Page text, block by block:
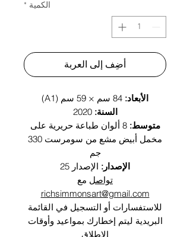
الكمية *
أضِف إلى العربة
الأبعاد:
السنة: 2020
متوسط:
8 ألوان طباعة حريرية على
مخمل أبيض مشع من سومرست 330
جم
الإصدار: الإصدار 25
تواصل مع
richsimmonsart@gmail.com
للاستفسارات أو التسجيل في القائمة
البريدية ليتم إخطارك بمواعيد وأوقات
الإطلاق